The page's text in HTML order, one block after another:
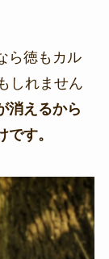
ら徳もカル
しれません
消えるから
す。